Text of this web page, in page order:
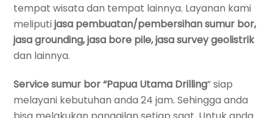
tempat wisata dan tempat lainnya. Layanan kami
meliputijasa pembuatan/pembersihan sumur bor,
jasa grounding, jasa bore pile, jasa survey geolistrik
dan lainnya.
Service sumur bor“Papua Utama Drilling” siap
melayani kebutuhan anda 24 jam. Sehingga anda